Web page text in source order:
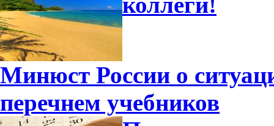
Минюст России о
перечнем учебников